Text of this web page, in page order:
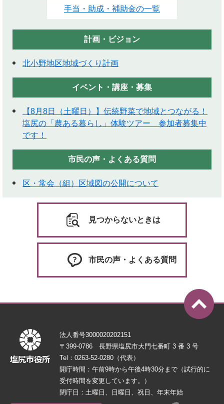
手当・助成・補助金の一覧
計画・ビジョン
北小野地区地域づくり計画
イベント・講座・募集
【8月8日（土曜日）】伝統野菜で地域とつながる！
塩尻の「農ある暮らし」体験ツアー 参加者募集中
です！
市民の声・よくある質問
区・常会（組）区域図の公開について
見つからないときは
市民の声・よくある質問
法人番号3000020202151
〒399-0786 長野県塩尻市大門七番町 3 番 3 号
Tel：0263-52-0280（代表）
開庁時間：午前9時から午後4時30分まで（試行的に
受付時間を変更しています。）
閉庁日：土曜日、日曜日、祝日、年末年始